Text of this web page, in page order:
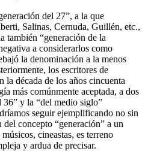
del 27”, a la que
Salinas, Cernuda, Guillén, etc.,
también “generación de la
a considerarlos como
la denominación a la menos
los escritores de
la década de los años cincuenta
más comúnmente aceptada, a dos
36” y la “del medio siglo”
seguir ejemplificando no sin
concepto “generación” a un
cineastas, es terreno
y ardua de precisar.